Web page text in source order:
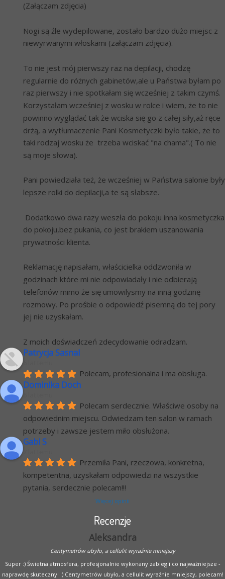
(Załączam zdjęcia)
Nogi są źle wydepilowane, zostało bardzo dużo miejsc z
niewyrwanymi włoskami (załączam zdjęcia).
To nie jest mój pierwszy raz na depilacji, chodzę
regularnie do różnych gabinetów,ale u Państwa byłam po
raz pierwszy i nie spotkałam się wcześniej z takim czymś.
Korzystałam wcześniej z wosku w rolce i wiem, że to nie
powinno wyglądać tak że wciska się go z całej siły,aż ręce
drżą, a wytłumaczenie Pani Kosmetyczki było takie, że to
taki rodzaj wosku że  trzeba wciskać "na chama".( To nie
są moje słowa).
Pani powiedziała też, że wcześniej w Państwa salonie były
lepsze rolki do depilacji,a te są słabsze.
Dodatkowo dwa razy weszła do pokoju inna kosmetyczka
do pokoju,bez pukania, co jest brakiem uszanowania
prywatności klienta.
Reklamację napisałam, właścicielka oddzwoniła w
godzinach które mi nie odpowiadały i nie odbierają
telefonów mimo że się umowilysmy na inną godzinę
rozmowy. Po prośbie o odpowiedź pisemną do tej pory
jej nie uzyskałam.
Z moich doświadczeń zdecydowanie odradzam.
Patrycja Sasnal
Polecam, profesionalna i ma obsługa.
Dominika Doch
Polecam serdecznie. Właściwe osoby na
odpowiednim miejscu. Odwiedzam ten salon w ramach
potrzeby i zawsze jestem miło obsłużona.
Gabi S
Przemiła Pani, rzeczowa, konkretna,
kompetentna, uzyskałam odpowiedzi na wszystkie
pytania, serdecznie polecam!!!
Więcej opinii
Recenzje
Aleksandra
Centymetrów ubyło, a cellulit wyraźnie mniejszy
Super :) Świetna atmosfera, profesjonalnie wykonany zabieg i co najważniejsze -
naprawdę skuteczny! :) Centymetrów ubyło, a cellulit wyraźnie mniejszy, polecam!